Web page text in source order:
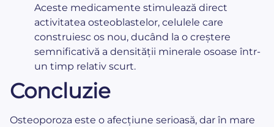
Aceste medicamente stimulează direct
activitatea osteoblastelor, celulele care
construiesc os nou, ducând la o creștere
semnificativă a densității minerale osoase într-
un timp relativ scurt.
Concluzie
Osteoporoza este o afecțiune serioasă, dar în mare